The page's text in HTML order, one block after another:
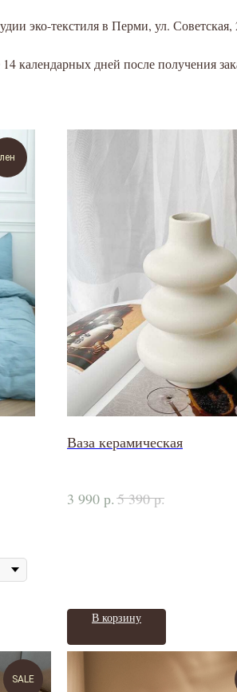
эко-текстиля в Перми, ул. Советская,
календарных дней после получения
лен
Ваза керамическая
3 990 р. 5 390 р.
В корзину
SALE